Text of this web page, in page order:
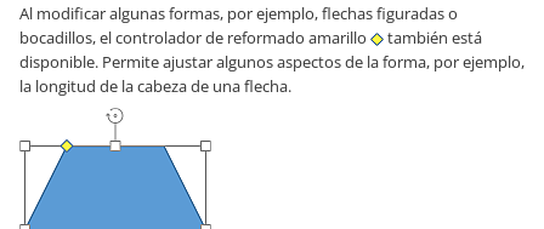
Al modificar algunas formas, por ejemplo, flechas figuradas o
bocadillos, el controlador de reformado amarillo
también está
disponible. Permite ajustar algunos aspectos de la forma, por ejemplo,
la longitud de la cabeza de una flecha.